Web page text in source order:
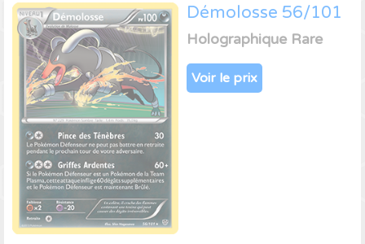
Démolosse 56/101
Holographique Rare
Voir le prix